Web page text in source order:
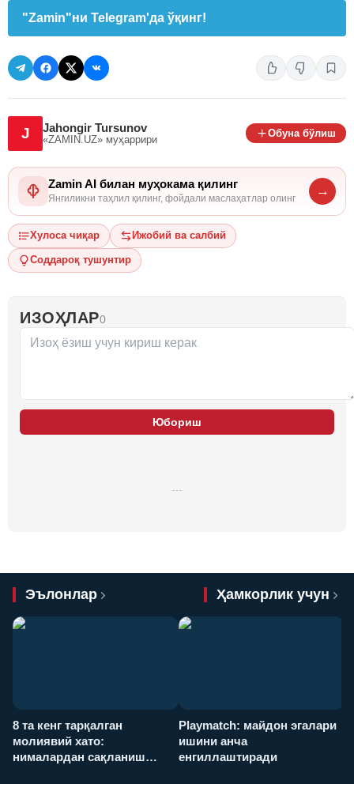
"Zamin"ни Telegram'да ўқинг!
J Jahongir Tursunov
«ZAMIN.UZ» муҳаррири
Обуна бўлиш
Zamin AI билан муҳокама қилинг
Янгиликни таҳлил қилинг, фойдали маслаҳатлар олинг
→
Хулоса чиқар Ижобий ва салбий
Соддароқ тушунтир
ИЗОҲЛАР0
Юбориш
Эълонлар Ҳамкорлик учун
8 та кенг тарқалган
молиявий хато:
нималардан сақланиш
Playmatch: майдон эгалари
ишини анча
енгиллаштиради